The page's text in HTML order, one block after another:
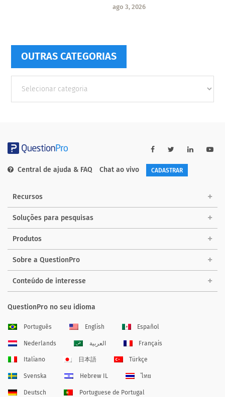
ago 3, 2026
OUTRAS CATEGORIAS
Categorias
Central de ajuda & FAQ Chat ao vivo CADASTRAR
Recursos
Soluções para pesquisas
Produtos
Sobre a QuestionPro
Conteúdo de interesse
QuestionPro no seu idioma
Português English Español
Nederlands العربية Français
Italiano 日本語 Türkçe
Svenska Hebrew IL ไทย
Deutsch Portuguese de Portugal